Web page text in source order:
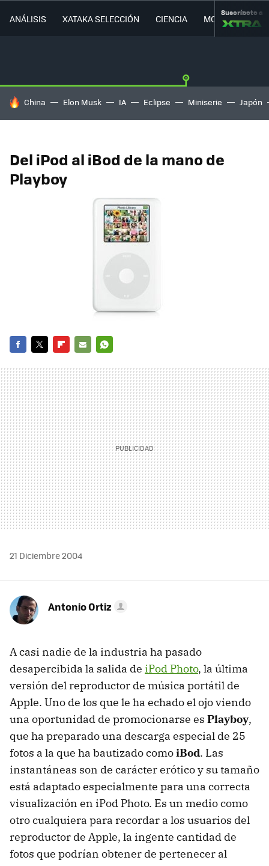
ANÁLISIS XATAKA SELECCIÓN CIENCIA MOVILIDAD
Suscríbete a
HOY SE HABLA DE
China Elon Musk IA Eclipse Miniserie Japón
Del iPod al iBod de la mano de
Playboy
MAIL
21 Diciembre 2004
Antonio Ortiz
A casi nadie de la industria ha pasado
desapercibida la salida de iPod Photo, la última
versión del reproductor de música portátil de
Apple. Uno de los que le ha echado el ojo viendo
una oportunidad de promocionarse es Playboy,
que ha preparado una descarga especial de 25
fotos a la que ha bautizado comoiBod. Las
instantáneas son de carácter erótico y su tamaño
está adaptado especialmente para una correcta
visualización en iPod Photo. Es un medio como
otro cualquiera para recordar a los usuarios del
reproductor de Apple, la ingente cantidad de
fotos que podrían obtener de pertenecer al